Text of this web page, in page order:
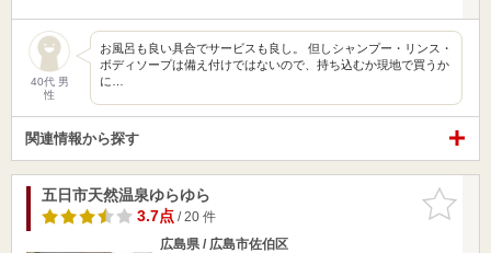
40代 男
性
お風呂も良い具合でサービスも良し。 但しシャンプー・リンス・
ボディソープは備え付けではないので、持ち込むか現地で買うか
に…
関連情報から探す
お気に入
りに追加
五日市天然温泉ゆらゆら
3.7点/ 20 件
広島県 / 広島市佐伯区